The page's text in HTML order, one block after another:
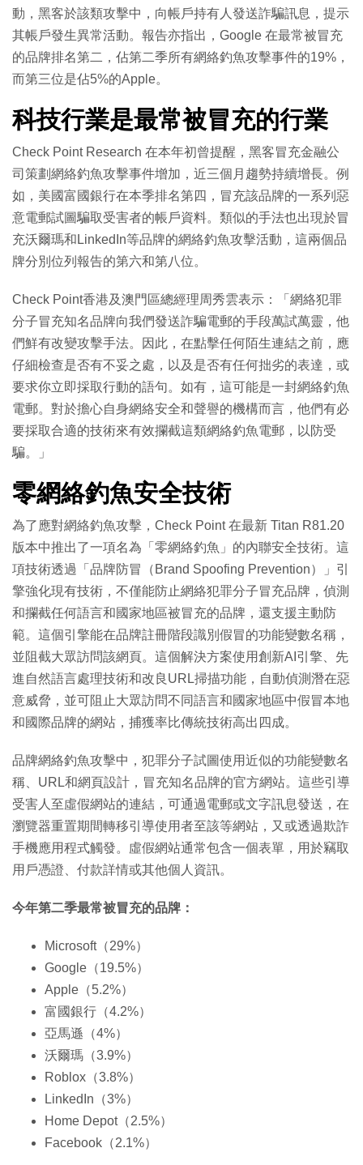
動，黑客於該類攻擊中，向帳戶持有人發送詐騙訊息，提示
其帳戶發生異常活動。報告亦指出，Google 在最常被冒充
的品牌排名第二，佔第二季所有網絡釣魚攻擊事件的19%，
而第三位是佔5%的Apple。
科技行業是最常被冒充的行業
Check Point Research 在本年初曾提醒，黑客冒充金融公
司策劃網絡釣魚攻擊事件增加，近三個月趨勢持續增長。例
如，美國富國銀行在本季排名第四，冒充該品牌的一系列惡
意電郵試圖騙取受害者的帳戶資料。類似的手法也出現於冒
充沃爾瑪和LinkedIn等品牌的網絡釣魚攻擊活動，這兩個品
牌分別位列報告的第六和第八位。
Check Point香港及澳門區總經理周秀雲表示：「網絡犯罪
分子冒充知名品牌向我們發送詐騙電郵的手段萬試萬靈，他
們鮮有改變攻擊手法。因此，在點擊任何陌生連結之前，應
仔細檢查是否有不妥之處，以及是否有任何拙劣的表達，或
要求你立即採取行動的語句。如有，這可能是一封網絡釣魚
電郵。對於擔心自身網絡安全和聲譽的機構而言，他們有必
要採取合適的技術來有效攔截這類網絡釣魚電郵，以防受
騙。」
零網絡釣魚安全技術
為了應對網絡釣魚攻擊，Check Point 在最新 Titan R81.20
版本中推出了一項名為「零網絡釣魚」的內聯安全技術。這
項技術透過「品牌防冒（Brand Spoofing Prevention）」引
擎強化現有技術，不僅能防止網絡犯罪分子冒充品牌，偵測
和攔截任何語言和國家地區被冒充的品牌，還支援主動防
範。這個引擎能在品牌註冊階段識別假冒的功能變數名稱，
並阻截大眾訪問該網頁。這個解決方案使用創新AI引擎、先
進自然語言處理技術和改良URL掃描功能，自動偵測潛在惡
意威脅，並可阻止大眾訪問不同語言和國家地區中假冒本地
和國際品牌的網站，捕獲率比傳統技術高出四成。
品牌網絡釣魚攻擊中，犯罪分子試圖使用近似的功能變數名
稱、URL和網頁設計，冒充知名品牌的官方網站。這些引導
受害人至虛假網站的連結，可通過電郵或文字訊息發送，在
瀏覽器重置期間轉移引導使用者至該等網站，又或透過欺詐
手機應用程式觸發。虛假網站通常包含一個表單，用於竊取
用戶憑證、付款詳情或其他個人資訊。
今年第二季最常被冒充的品牌：
Microsoft（29%）
Google（19.5%）
Apple（5.2%）
富國銀行（4.2%）
亞馬遜（4%）
沃爾瑪（3.9%）
Roblox（3.8%）
LinkedIn（3%）
Home Depot（2.5%）
Facebook（2.1%）